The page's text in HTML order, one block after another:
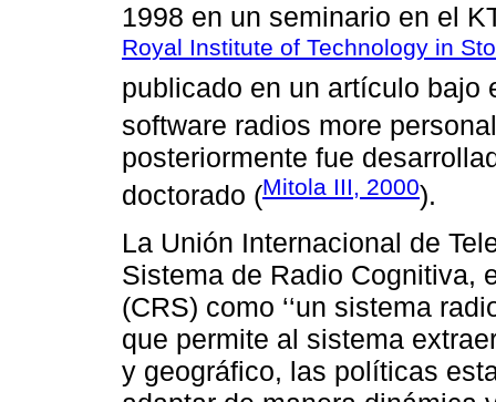
1998 en un seminario en el
Royal Institute of Technology in
publicado en un artículo bajo
software radios more
posteriormente fue
doctorado (Mitola III, 2000).
La Unión Internacional de
Sistema de Radio Cognitiva,
(CRS) como ‘‘un sistema
que permite al sistema
y geográfico, las políticas